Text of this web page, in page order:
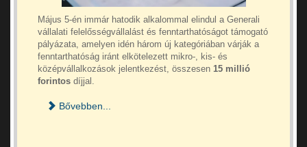
Május 5-én immár hatodik alkalommal elindul a Generali
vállalati felelősségvállalást és fenntarthatóságot támogató
pályázata, amelyen idén három új kategóriában várják a
fenntarthatóság iránt elkötelezett mikro-, kis- és
középvállalkozások jelentkezést, összesen 15 millió
forintos díjjal.
Bővebben...